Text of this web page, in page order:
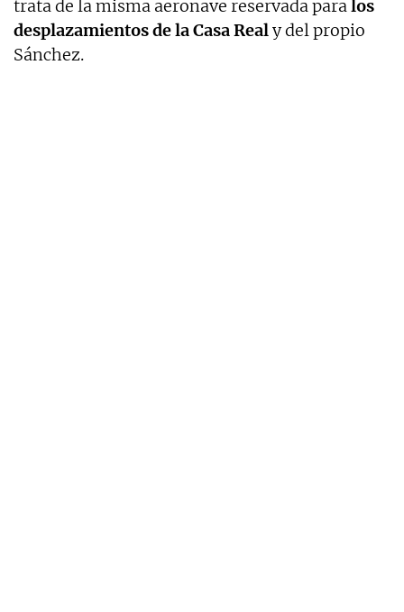
trata de la misma aeronave reservada paralos
desplazamientos de la Casa Realy del propio
Sánchez.